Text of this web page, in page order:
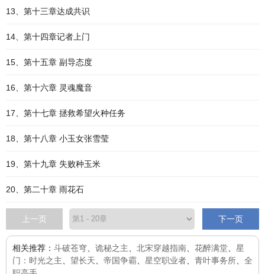
13、第十三章达成共识
14、第十四章记者上门
15、第十五章 副导态度
16、第十六章 灵魂魔音
17、第十七章 拯救希望火种任务
18、第十八章 小玉女张雪莹
19、第十九章 失败种玉米
20、第二十章 雨花石
上一页 下一页
相关推荐： 斗破苍穹 诡秘之主 北宋穿越指南 花醉满堂
星
门：时光之主
望长天 帝国争霸 星空职业者 青叶事务所
全